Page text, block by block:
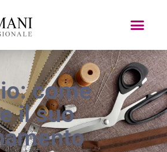
come
il suo